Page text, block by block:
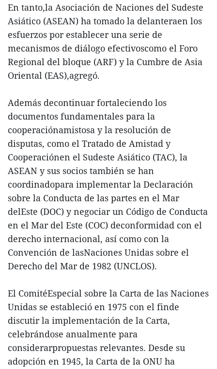
En tanto,la Asociación de Naciones del Sudeste
Asiático (ASEAN) ha tomado la delanteraen los
esfuerzos por establecer una serie de
mecanismos de diálogo efectivoscomo el Foro
Regional del bloque (ARF) y la Cumbre de Asia
Oriental (EAS),agregó.
Además decontinuar fortaleciendo los
documentos fundamentales para la
cooperaciónamistosa y la resolución de
disputas, como el Tratado de Amistad y
Cooperaciónen el Sudeste Asiático (TAC), la
ASEAN y sus socios también se han
coordinadopara implementar la Declaración
sobre la Conducta de las partes en el Mar
delEste (DOC) y negociar un Código de Conducta
en el Mar del Este (COC) deconformidad con el
derecho internacional, así como con la
Convención de lasNaciones Unidas sobre el
Derecho del Mar de 1982 (UNCLOS).
El ComitéEspecial sobre la Carta de las Naciones
Unidas se estableció en 1975 con el finde
discutir la implementación de la Carta,
celebrándose anualmente para
considerarpropuestas relevantes. Desde su
adopción en 1945, la Carta de la ONU ha